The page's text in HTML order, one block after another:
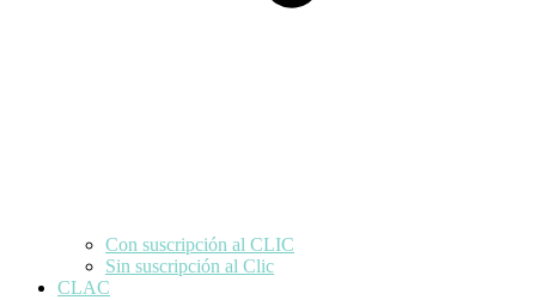
Con suscripción al CLIC
Sin suscripción al Clic
CLAC